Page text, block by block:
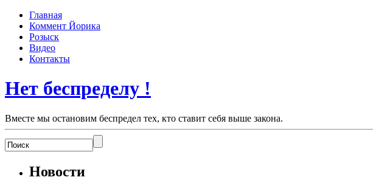
Главная
Коммент Йорика
Розыск
Видео
Контакты
Нет беспределу !
Вместе мы остановим беспредел тех, кто ставит себя выше закона.
Новости